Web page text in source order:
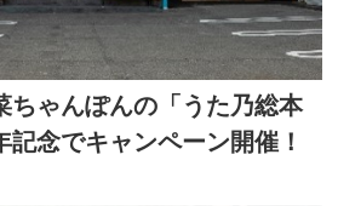
ちゃんぽんの「うた乃総本
記念でキャンペーン開催！